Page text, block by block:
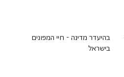
בהיעדר מדינה - חיי המפונים
בישראל